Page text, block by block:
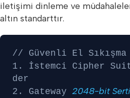
iletişimi dinleme ve
altın standarttır.
// Güvenli El
1. İstemci Cipher
der
2. Gateway 2048-bit